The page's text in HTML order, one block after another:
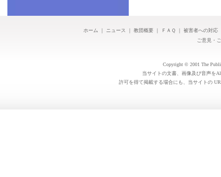
ホーム ニュース 教団概要｜ ＦＡＱ 被害者への対応
ご意見・
Copyright © 2001 The
当サイトの文書、画像及び音声を
許可を得て掲載する場合にも、当サイトの